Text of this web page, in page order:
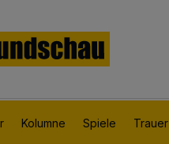
Kolumne Spiele Trauer